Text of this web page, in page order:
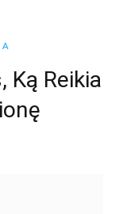
Ką Reikia